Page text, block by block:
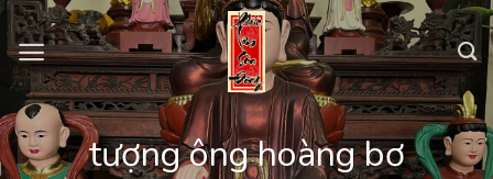
Skip
to
content
tượng ông hoàng bơ